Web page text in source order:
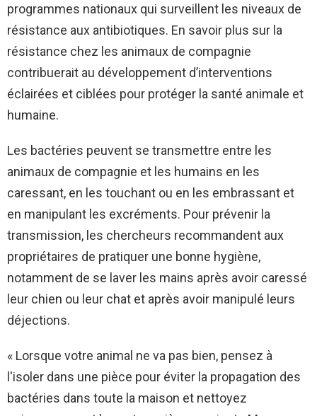
programmes nationaux qui surveillent les niveaux de
résistance aux antibiotiques. En savoir plus sur la
résistance chez les animaux de compagnie
contribuerait au développement d’interventions
éclairées et ciblées pour protéger la santé animale et
humaine.
Les bactéries peuvent se transmettre entre les
animaux de compagnie et les humains en les
caressant, en les touchant ou en les embrassant et
en manipulant les excréments. Pour prévenir la
transmission, les chercheurs recommandent aux
propriétaires de pratiquer une bonne hygiène,
notamment de se laver les mains après avoir caressé
leur chien ou leur chat et après avoir manipulé leurs
déjections.
« Lorsque votre animal ne va pas bien, pensez à
l'isoler dans une pièce pour éviter la propagation des
bactéries dans toute la maison et nettoyez